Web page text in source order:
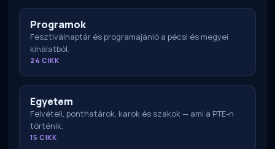
Programok
Fesztiválnaptár és programajánló a pécsi és megyei
kínálatból.
24 CIKK
Egyetem
Felvételi, ponthatárok, karok és szakok — ami a PTE-n
történik.
15 CIKK